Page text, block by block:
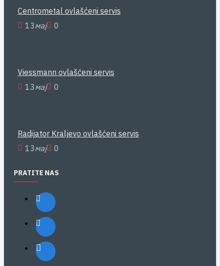
Centrometal ovlašćeni servis
13мај 0
Viessmann ovlašćeni servis
13мај 0
Radijator Kraljevo ovlašćeni servis
13мај 0
PRATITE NAS